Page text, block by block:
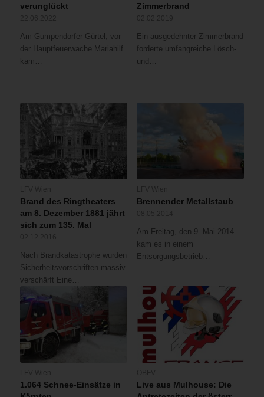
verunglückt
Am Gumpendorfer Gürtel, vor
der Hauptfeuerwache Mariahilf
kam…
Zimmerbrand
Ein ausgedehnter Zimmerbrand
forderte umfangreiche Lösch-
und…
Brand des Ringtheaters
am 8. Dezember 1881 jährt
sich zum 135. Mal
Nach Brandkatastrophe wurden
Sicherheitsvorschriften massiv
verschärft Eine…
Brennender Metallstaub
Am Freitag, den 9. Mai 2014
kam es in einem
Entsorgungsbetrieb…
1.064 Schnee-Einsätze in
Live aus Mulhouse: Die